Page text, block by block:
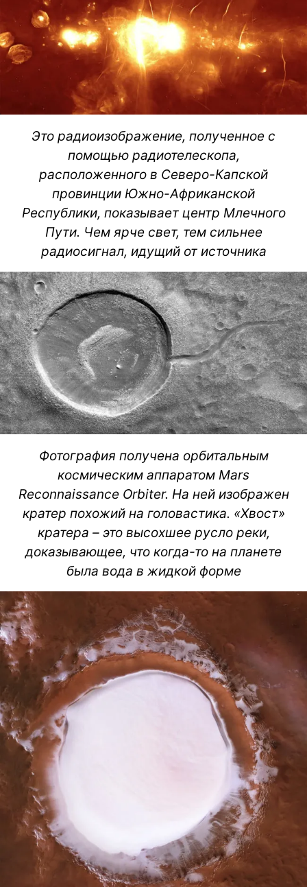
Это радиоизображение, полученное с
помощью радиотелескопа,
расположенного в Северо-Капской
провинции Южно-Африканской
Республики, показывает центр Млечного
Пути. Чем ярче свет, тем сильнее
радиосигнал, идущий от источника
Фотография получена орбитальным
космическим аппаратом Mars
Reconnaissance Orbiter. На ней изображен
кратер похожий на головастика. «Хвост»
кратера – это высохшее русло реки,
доказывающее, что когда-то на планете
была вода в жидкой форме